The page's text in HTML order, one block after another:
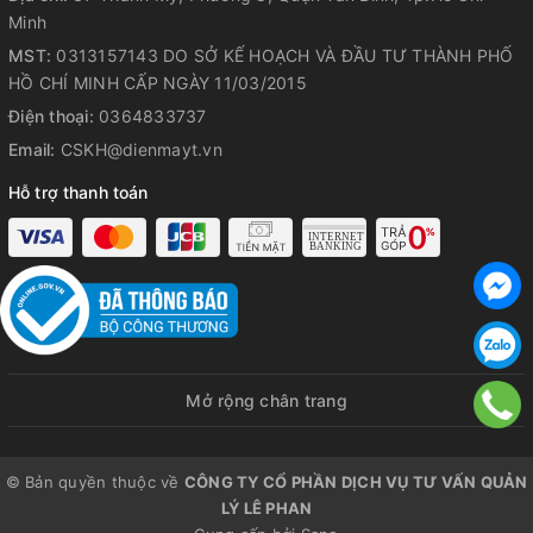
Phục vụ bữa cơm gia đình 4 - 6
người
Với dung tích 1.8 lít, chiếc nồi cơm điện tử này hoàn hảo cho
gia đình 4 - 6 người, đủ sức nấu đến 10 cốc gạo trong một
suất 650W giúp nấu cơm nhanh chóng, tiết kiệm thời gian
nhưng vẫn giữ trọn hương vị tự nhiên của gạo. Thiết kế
thông minh cùng dung tích vừa phải lý tưởng cho cả bữa
cơm hàng ngày và những dịp sum họp gia đình, mang đến
trải nghiệm nấu ăn tiện lợi.
Minh
MST: 0313157143 DO SỞ KẾ HOẠCH VÀ ĐẦU TƯ THÀNH PHỐ
HỒ CHÍ MINH CẤP NGÀY 11/03/2015
Điện thoại: 0364833737
Email: CSKH@dienmayt.vn
Hỗ trợ thanh toán
Mở rộng chân trang
© Bản quyền thuộc về CÔNG TY CỔ PHẦN DỊCH VỤ TƯ VẤN QUẢN
LÝ LÊ PHAN